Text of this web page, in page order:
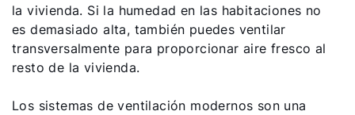
la vivienda. Si la humedad en las habitaciones no
es demasiado alta, también puedes ventilar
transversalmente para proporcionar aire fresco al
resto de la vivienda.
Los sistemas de ventilación modernos son una